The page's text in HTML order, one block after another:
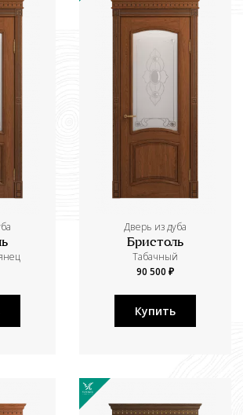
Дверь из дуба
Бристоль
Табачный
90 500 ₽
Купить